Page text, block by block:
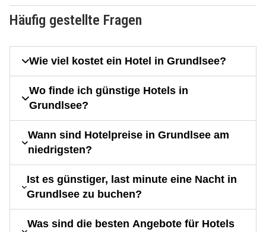
Häufig gestellte Fragen
Wie viel kostet ein Hotel in Grundlsee?
Wo finde ich günstige Hotels in
Grundlsee?
Wann sind Hotelpreise in Grundlsee am
niedrigsten?
Ist es günstiger, last minute eine Nacht in
Grundlsee zu buchen?
Was sind die besten Angebote für Hotels